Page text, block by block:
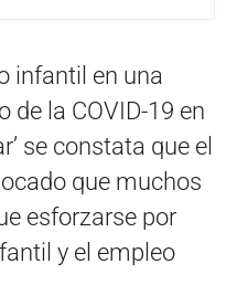
infantil en una
de la COVID-19 en
se constata que el
que muchos
esforzarse por
y el empleo